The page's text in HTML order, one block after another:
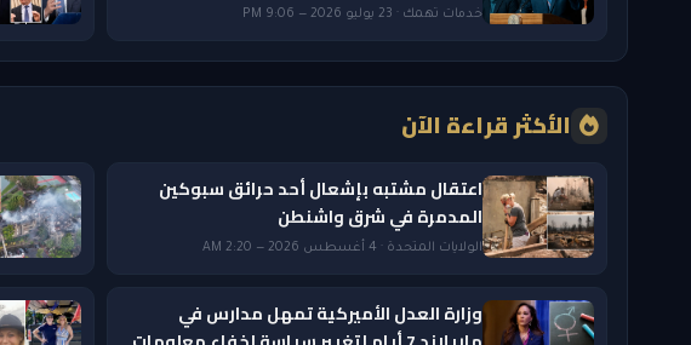
خدمات تهمك · 23 يوليو 2026 — 9:06 PM
الأكثر قراءة الآن
اعتقال مشتبه بإشعال أحد حرائق سبوكين
المدمرة في شرق واشنطن
الولايات المتحدة · 4 أغسطس 2026 — 2:20 AM
وزارة العدل الأميركية تمهل مدارس في